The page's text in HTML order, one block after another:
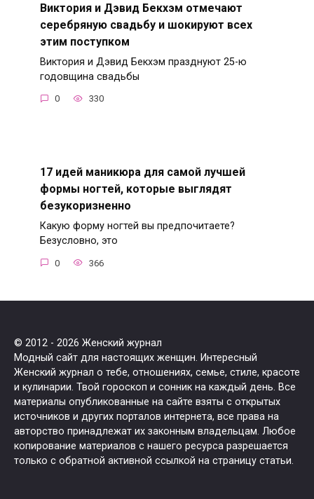
Виктория и Дэвид Бекхэм отмечают
серебряную свадьбу и шокируют всех
этим поступком
Виктория и Дэвид Бекхэм празднуют 25-ю
годовщина свадьбы
0 330
17 идей маникюра для самой лучшей
формы ногтей, которые выглядят
безукоризненно
Какую форму ногтей вы предпочитаете?
Безусловно, это
0 366
© 2012 - 2026 Женский журнал
Модный сайт для настоящих женщин. Интересный
Женский журнал о тебе, отношениях, семье, стиле, красоте
и кулинарии. Твой гороскоп и сонник на каждый день. Все
материалы опубликованные на сайте взяты с открытых
источников и других порталов интернета, все права на
авторство принадлежат их законным владельцам. Любое
копирование материалов с нашего ресурса разрешается
только с обратной активной ссылкой на страницу статьи.